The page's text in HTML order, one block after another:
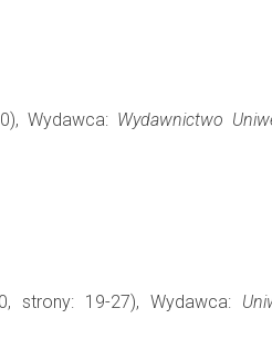
Wydawca: Wydawnictwo
strony: 19-27), Wydawca: